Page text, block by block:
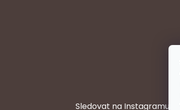
Sledovat na Instagramu